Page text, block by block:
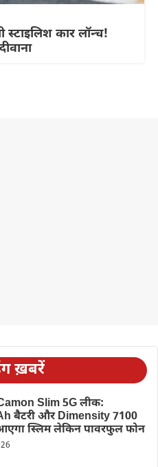
स्टाइलिश कार लॉन्च!
ख़बरें
Slim 5G लीक:
बैटरी और Dimensity 7100
स्लिम लेकिन पावरफुल फोन